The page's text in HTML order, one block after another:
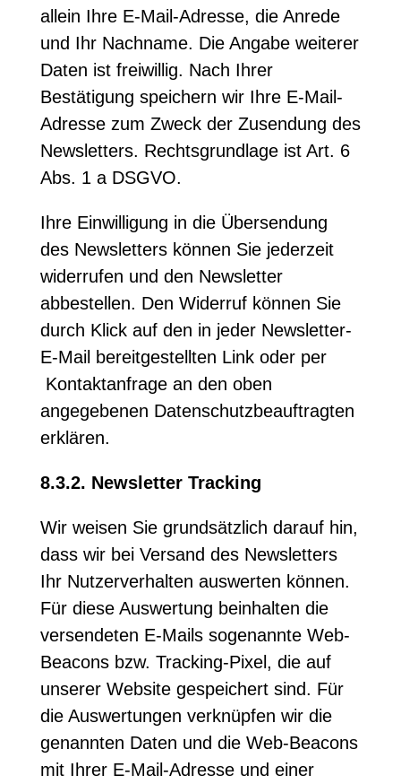
allein Ihre E-Mail-Adresse, die Anrede
und Ihr Nachname. Die Angabe weiterer
Daten ist freiwillig. Nach Ihrer
Bestätigung speichern wir Ihre E-Mail-
Adresse zum Zweck der Zusendung des
Newsletters. Rechtsgrundlage ist Art. 6
Abs. 1 a DSGVO.
Ihre Einwilligung in die Übersendung
des Newsletters können Sie jederzeit
widerrufen und den Newsletter
abbestellen. Den Widerruf können Sie
durch Klick auf den in jeder Newsletter-
E-Mail bereitgestellten Link oder per
Kontaktanfrage an den oben
angegebenen Datenschutzbeauftragten
erklären.
8.3.2. Newsletter Tracking
Wir weisen Sie grundsätzlich darauf hin,
dass wir bei Versand des Newsletters
Ihr Nutzerverhalten auswerten können.
Für diese Auswertung beinhalten die
versendeten E-Mails sogenannte Web-
Beacons bzw. Tracking-Pixel, die auf
unserer Website gespeichert sind. Für
die Auswertungen verknüpfen wir die
genannten Daten und die Web-Beacons
mit Ihrer E-Mail-Adresse und einer